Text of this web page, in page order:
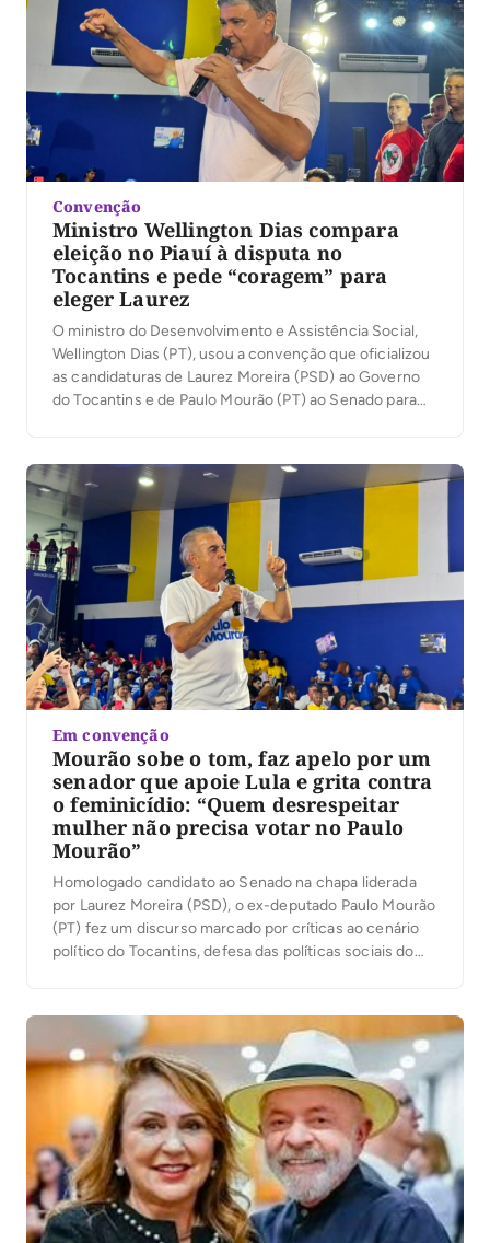
Convenção
Ministro Wellington Dias compara
eleição no Piauí à disputa no
Tocantins e pede “coragem” para
eleger Laurez
O ministro do Desenvolvimento e Assistência Social,
Wellington Dias (PT), usou a convenção que oficializou
as candidaturas de Laurez Moreira (PSD) ao Governo
do Tocantins e de Paulo Mourão (PT) ao Senado para
4, em Palmas, ele afirmou que […]
Em convenção
Mourão sobe o tom, faz apelo por um
senador que apoie Lula e grita contra
o feminicídio: “Quem desrespeitar
mulher não precisa votar no Paulo
Mourão”
Homologado candidato ao Senado na chapa liderada
por Laurez Moreira (PSD), o ex-deputado Paulo Mourão
(PT) fez um discurso marcado por críticas ao cenário
político do Tocantins, defesa das políticas sociais do
conclamou os apoiadores a transformar a […]